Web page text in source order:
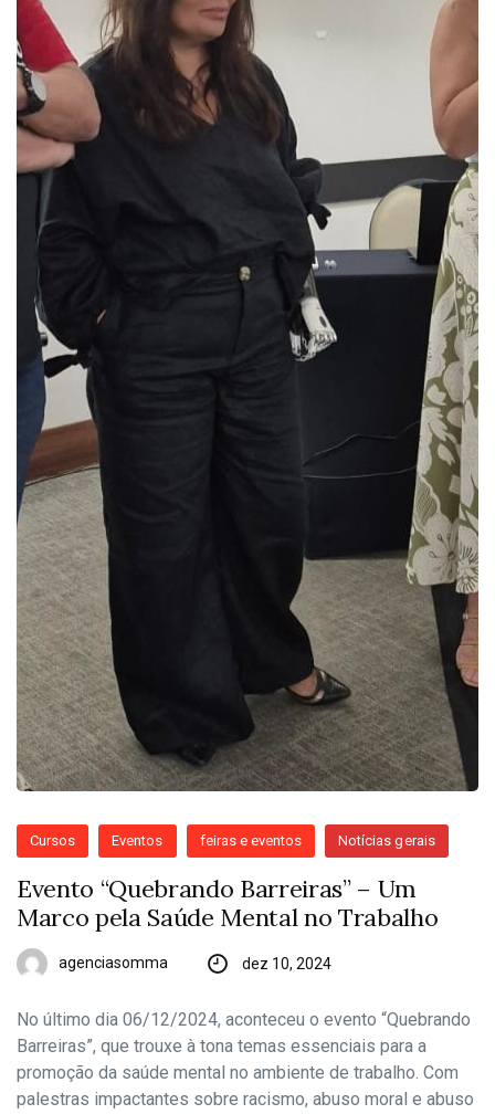
Cursos Eventos feiras e eventos Notícias gerais
Evento “Quebrando Barreiras” – Um
Marco pela Saúde Mental no Trabalho
agenciasomma dez 10, 2024
No último dia 06/12/2024, aconteceu o evento “Quebrando
Barreiras”, que trouxe à tona temas essenciais para a
promoção da saúde mental no ambiente de trabalho. Com
palestras impactantes sobre racismo, abuso moral e abuso